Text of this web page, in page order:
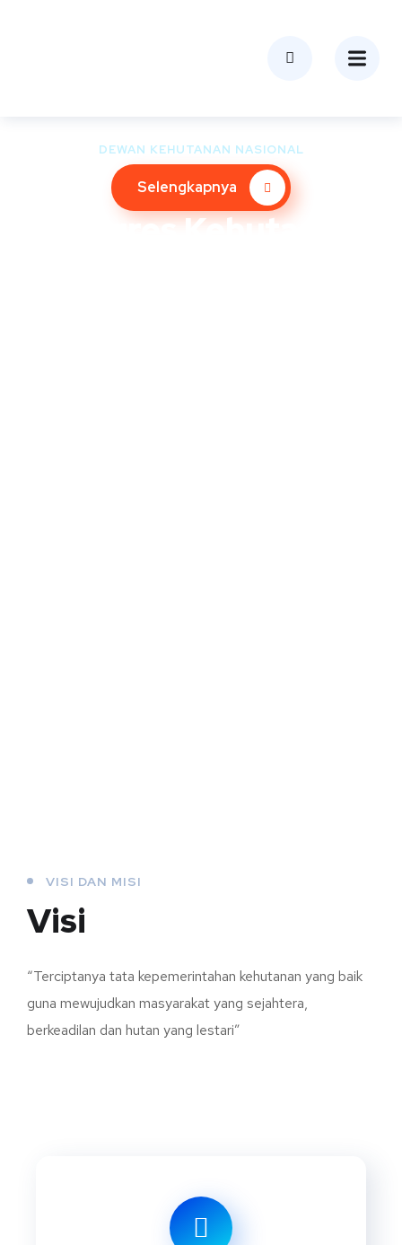
DEWAN KEHUTANAN NASIONAL
Selengkapnya
Kongres Kehutanan
VISI DAN MISI
Visi
“Terciptanya tata kepemerintahan kehutanan yang baik
guna mewujudkan masyarakat yang sejahtera,
berkeadilan dan hutan yang lestari”